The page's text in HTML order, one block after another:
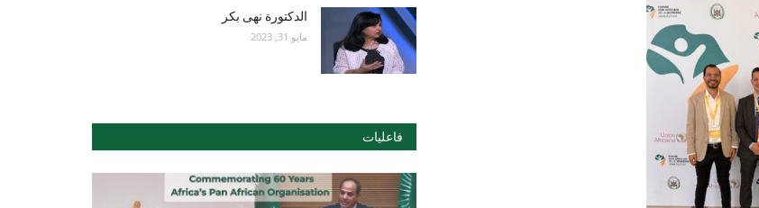
الدكتورة نهى بكر
مايو 31, 2023
فاعليات